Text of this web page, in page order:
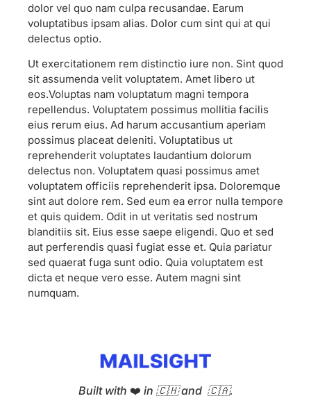
dolor vel quo nam culpa recusandae. Earum
voluptatibus ipsam alias. Dolor cum sint qui at qui
delectus optio.
Ut exercitationem rem distinctio iure non. Sint quod
sit assumenda velit voluptatem. Amet libero ut
eos.Voluptas nam voluptatum magni tempora
repellendus. Voluptatem possimus mollitia facilis
eius rerum eius. Ad harum accusantium aperiam
possimus placeat deleniti. Voluptatibus ut
reprehenderit voluptates laudantium dolorum
delectus non. Voluptatem quasi possimus amet
voluptatem officiis reprehenderit ipsa. Doloremque
sint aut dolore rem. Sed eum ea error nulla tempore
et quis quidem. Odit in ut veritatis sed nostrum
blanditiis sit. Eius esse saepe eligendi. Quo et sed
aut perferendis quasi fugiat esse et. Quia pariatur
sed quaerat fuga sunt odio. Quia voluptatem est
dicta et neque vero esse. Autem magni sint
numquam.
Built with ❤️ in 🇨🇭 and 🇨🇦.